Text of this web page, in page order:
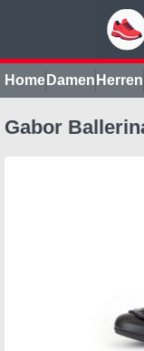
Home Damen Herren
Gabor